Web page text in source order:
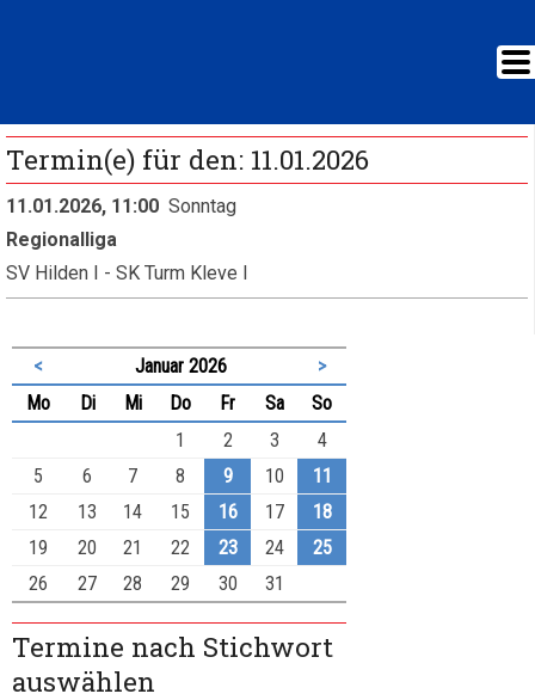
Termin(e) für den: 11.01.2026
11.01.2026, 11:00 Sonntag
Regionalliga
SV Hilden I - SK Turm Kleve I
< Januar 2026
>
Montag Dienstag
Mittwoch
Donnerstag
FreitagSamstag
Sonntag
1
2 3
4
5
6 7 8 9 10
11
12
13 14 15 16 17
18
19
20 21 22 23 24
25
26
27 28 29 30 31
Termine nach Stichwort
auswählen